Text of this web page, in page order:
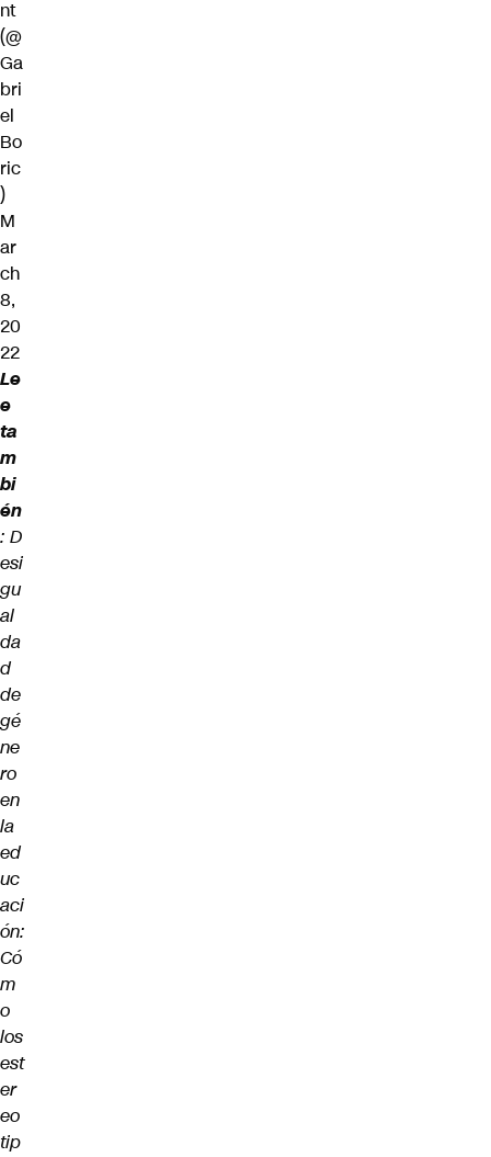
nt
(@
Ga
bri
el
Bo
ric
)
M
ar
ch
8,
20
22
Le
e
ta
m
bi
én
: D
esi
gu
al
da
d
de
gé
ne
ro
en
la
ed
uc
aci
ón:
Có
m
o
los
est
er
eo
tip